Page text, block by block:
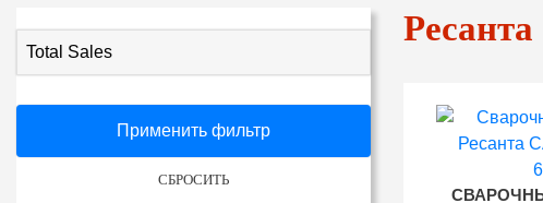
Total Sales
Применить фильтр
СБРОСИТЬ
Ресанта